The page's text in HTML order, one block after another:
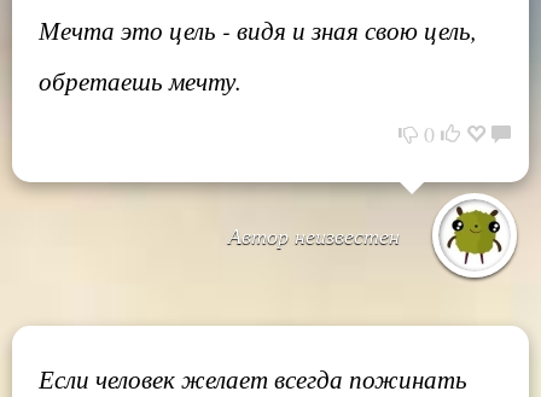
Мечта это цель - видя и зная свою цель,
обретаешь мечту.
0
Автор неизвестен
Если человек желает всегда пожинать